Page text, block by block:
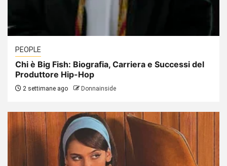
PEOPLE
Chi è Big Fish: Biografia, Carriera e Successi del
Produttore Hip-Hop
2 settimane ago Donnainside